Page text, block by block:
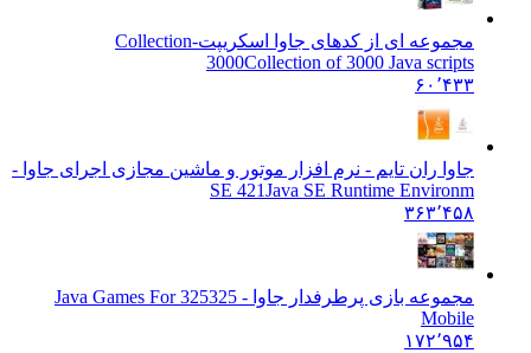
مجموعه ای از کدهای جاوا اسکریپت-Collection
3000Collection of 3000 Java scripts
۶۰٬۴۳۳
جاوا ران تایم - نرم افزار موتور و ماشین مجازی اجرای جاوا -
SE 421Java SE Runtime Environm
۳۶۳٬۴۵۸
مجموعه بازی پرطرفدار جاوا - 325
325 Java Games For
Mobile
۱۷۲٬۹۵۴